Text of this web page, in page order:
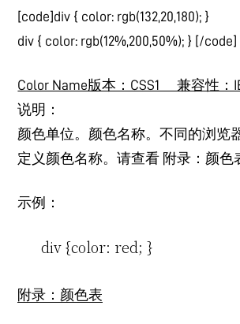
[code]div { color: rgb(132,20,180); }
div { color: rgb(12%,200,50%); } [/code]
Color Name版本：CSS1 兼容性：
说明：
颜色单位。颜色名称。不同的浏览
定义颜色名称。请查看 附录：颜色
示例：
div {color: red; }
附录：颜色表